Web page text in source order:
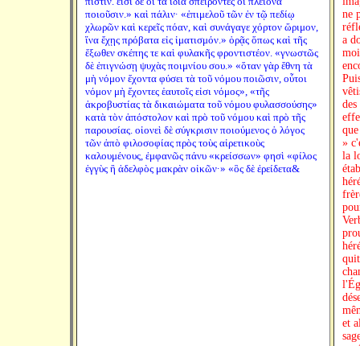
ποιοῦσιν.» καὶ πάλιν· «ἐπιμελοῦ τῶν ἐν τῷ πεδίῳ
χλωρῶν καὶ κερεῖς πόαν, καὶ συνάγαγε χόρτον ὥριμον,
ἵνα ἔχῃς πρόβατα εἰς ἱματισμόν.» ὁρᾷς ὅπως καὶ τῆς
ἔξωθεν σκέπης τε καὶ φυλακῆς φροντιστέον. «γνωστῶς
δὲ ἐπιγνώσῃ ψυχὰς ποιμνίου σου.» «ὅταν γὰρ ἔθνη τὰ
μὴ νόμον ἔχοντα φύσει τὰ τοῦ νόμου ποιῶσιν, οὗτοι
νόμον μὴ ἔχοντες ἑαυτοῖς εἰσι νόμος», «τῆς
ἀκροβυστίας τὰ δικαιώματα τοῦ νόμου φυλασσούσης»
κατὰ τὸν ἀπόστολον καὶ πρὸ τοῦ νόμου καὶ πρὸ τῆς
παρουσίας. οἱονεὶ δὲ σύγκρισιν ποιούμενος ὁ λόγος
τῶν ἀπὸ φιλοσοφίας πρὸς τοὺς αἱρετικοὺς
καλουμένους, ἐμφανῶς πάνυ «κρείσσων» φησὶ «φίλος
ἐγγὺς ἢ ἀδελφὸς μακρὰν οἰκῶν·» «ὃς δὲ ἐρείδετα&
ne
a
»
la
et